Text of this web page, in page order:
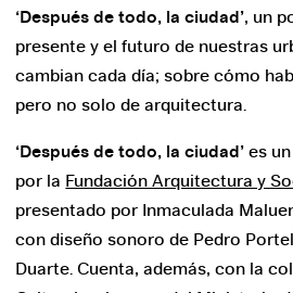
‘Después de todo, la ciudad’, un
presente y el futuro de nuestras
cambian cada día; sobre cómo
pero no solo de arquitectura.
‘Después de todo, la ciudad’ es
por la Fundación Arquitectura y
presentado por Inmaculada
con diseño sonoro de Pedro
Duarte. Cuenta, además, con la